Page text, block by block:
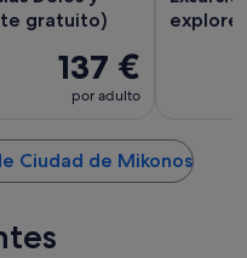
gratuito)
137 €
por adulto
explore
Ciudad de Mikonos